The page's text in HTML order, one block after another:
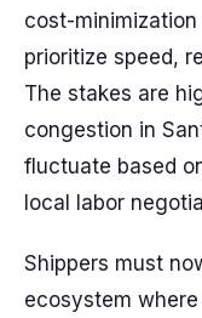
cost-
prioritize speed,
The stakes are
congestion in
fluctuate based
local labor
Shippers must
ecosystem